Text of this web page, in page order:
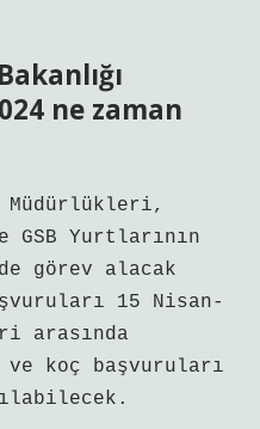
ne zaman
GSB Yurtlarının
görev alacak
15 Nisan-
​​arasında
koç başvuruları